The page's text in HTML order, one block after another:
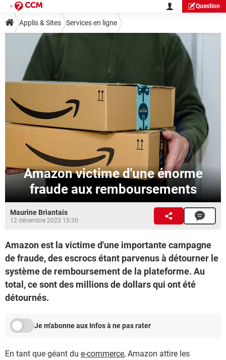
Question
Applis & Sites Services en ligne
Amazon victime d'une énorme
fraude aux remboursements
Maurine Briantais
12 décembre 2023 15:30
Amazon est la victime d'une importante campagne
de fraude, des escrocs étant parvenus à détourner le
système de remboursement de la plateforme. Au
total, ce sont des millions de dollars qui ont été
détournés.
Je m'abonne aux Infos à ne pas rater
En tant que géant du e-commerce, Amazon attire les